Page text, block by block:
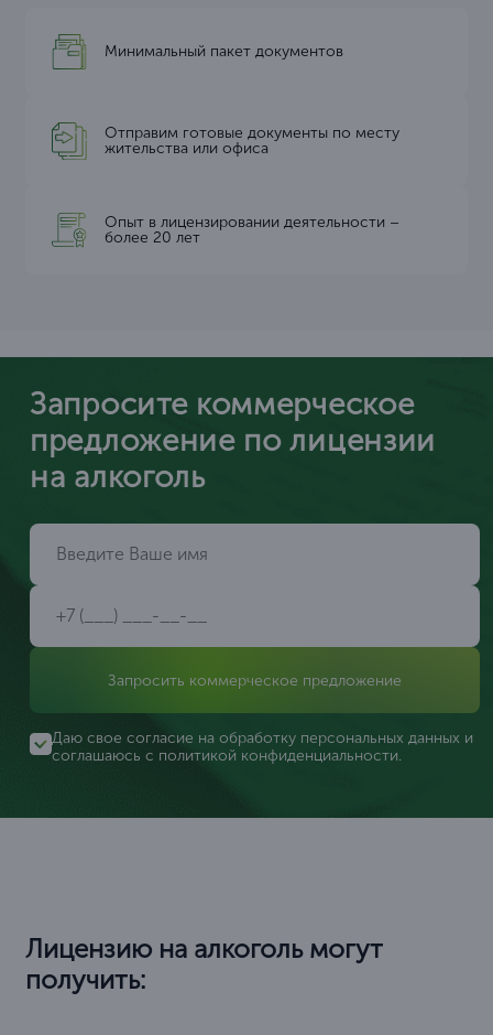
Минимальный пакет документов
Отправим готовые документы по месту
жительства или офиса
Опыт в лицензировании деятельности –
более 20 лет
Запросите коммерческое
предложение по лицензии
на алкоголь
Запросить коммерческое предложение
Даю свое согласие на обработку персональных данных и
соглашаюсь с политикой конфиденциальности.
Лицензию на алкоголь могут
получить: